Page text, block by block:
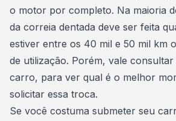
o motor por completo. Na maioria
da correia dentada deve ser feita
estiver entre os 40 mil e 50 mil km
de utilização. Porém, vale
carro, para ver qual é o melhor
solicitar essa troca.
Se você costuma submeter seu